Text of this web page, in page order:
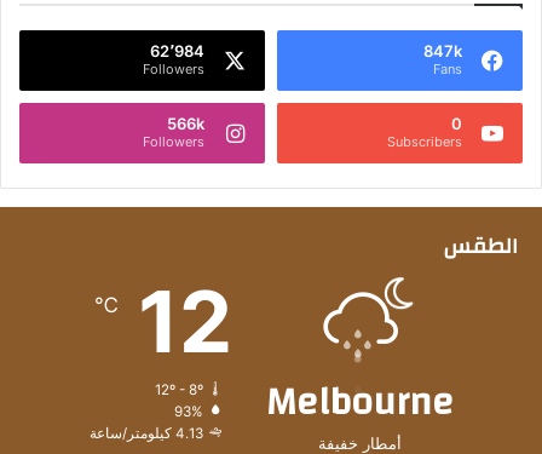
847k
Fans
62٬984
Followers
0
Subscribers
566k
Followers
الطقس
Melbourne
أمطار خفيفة
12
℃
12º - 8º
93%
4.13 كيلومتر/ساعة